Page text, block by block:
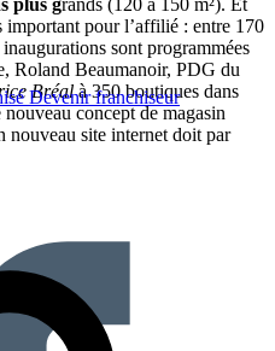
Devenir franchiseur
important pour l’affilié : entre 170
sont programmées
Roland Beaumanoir, PDG du
Bréalà 350 boutiques dans
concept de magasin
nouveau site internet doit par